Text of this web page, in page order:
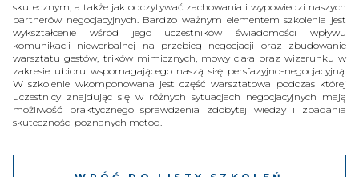
skutecznym, a także jak odczytywać zachowania i wypowiedzi naszych
partnerów negocjacyjnych. Bardzo ważnym elementem szkolenia jest
wykształcenie wśród jego uczestników świadomości wpływu
komunikacji niewerbalnej na przebieg negocjacji oraz zbudowanie
warsztatu gestów, trików mimicznych, mowy ciała oraz wizerunku w
zakresie ubioru wspomagającego naszą siłę persfazyjno-negocjacyjną.
W szkolenie wkomponowana jest część warsztatowa podczas której
uczestnicy znajdując się w różnych sytuacjach negocjacyjnych mają
możliwość praktycznego sprawdzenia zdobytej wiedzy i zbadania
skuteczności poznanych metod.